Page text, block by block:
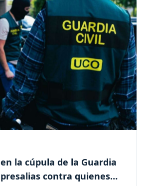
la cúpula de la Guardia
contra quienes